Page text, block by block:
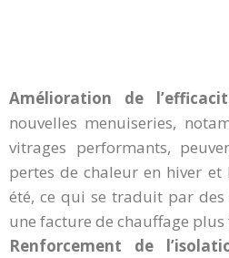
Amélioration de
nouvelles menuiseries,
vitrages performants,
pertes de chaleur en hiver et
été, ce qui se traduit par des
une facture de chauffage
Renforcement de